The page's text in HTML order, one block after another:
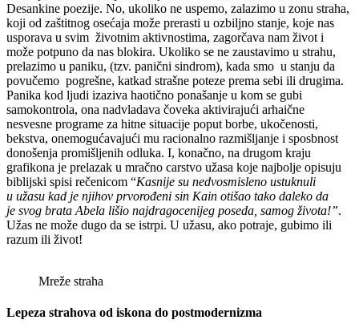
Desankine poezije. No, ukoliko ne uspemo, zalazimo u zonu straha,
koji od zaštitnog osećaja može prerasti u ozbiljno stanje, koje nas
usporava u svim životnim aktivnostima, zagorčava nam život i
može potpuno da nas blokira. Ukoliko se ne zaustavimo u strahu,
prelazimo u paniku, (tzv. panični sindrom), kada smo u stanju da
povučemo pogrešne, katkad strašne poteze prema sebi ili drugima.
Panika kod ljudi izaziva haotično ponašanje u kom se gubi
samokontrola, ona nadvladava čoveka aktivirajući arhaične
nesvesne programe za hitne situacije poput borbe, ukočenosti,
bekstva, onemogućavajući mu racionalno razmišljanje i sposbnost
donošenja promišljenih odluka. I, konačno, na drugom kraju
grafikona je prelazak u mračno carstvo užasa koje najbolje opisuju
biblijski spisi rečenicom “Kasnije su nedvosmisleno ustuknuli
u užasu kad je njihov prvorođeni sin Kain otišao tako daleko da
je svog brata Abela lišio najdragocenijeg poseda, samog života!”.
Užas ne može dugo da se istrpi. U užasu, ako potraje, gubimo ili
razum ili život!
Mreže straha
Lepeza strahova od iskona do postmodernizma